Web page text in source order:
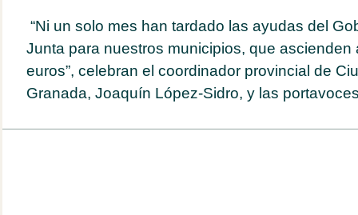
“Ni un solo mes han tardado las ayudas del
Junta para nuestros municipios, que ascienden
euros”, celebran el coordinador provincial de
Granada, Joaquín López-Sidro, y las